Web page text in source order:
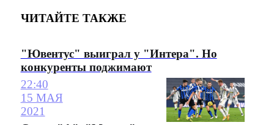
ЧИТАЙТЕ ТАКЖЕ
"Ювентус" выиграл у "Интера". Но
конкуренты поджимают
22:40
15 МАЯ
2021